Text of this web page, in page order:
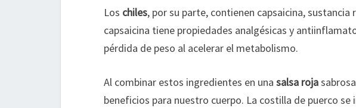
Los chiles, por su parte, contienen capsaicina, sustancia
capsaicina tiene propiedades analgésicas y
pérdida de peso al acelerar el metabolismo.
Al combinar estos ingredientes en una salsa roja
beneficios para nuestro cuerpo. La costilla de puerco